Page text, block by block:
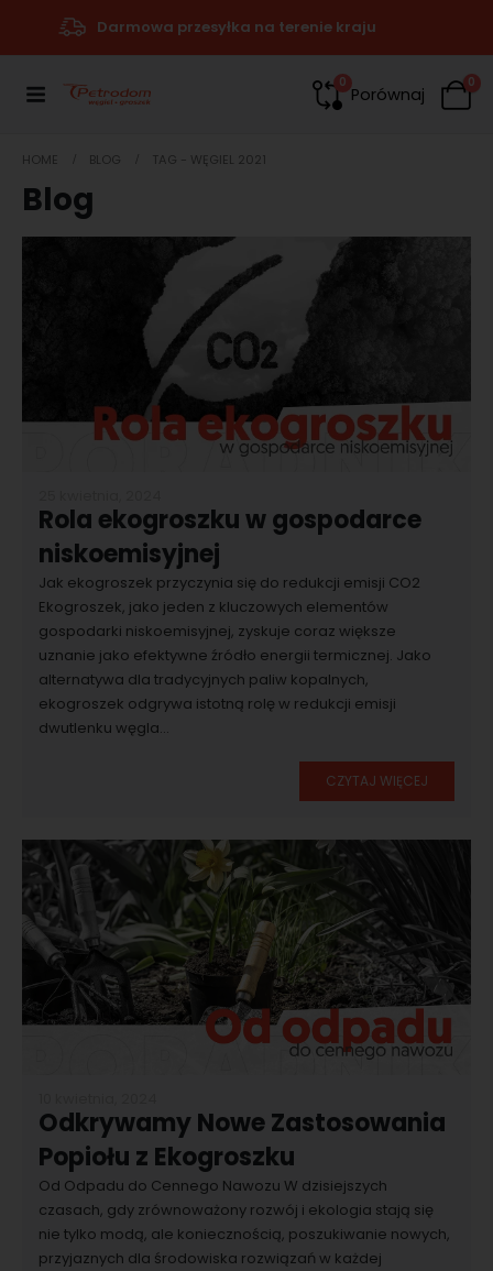
Darmowa przesyłka na terenie kraju
0
Porównaj
0
HOME BLOG TAG - WĘGIEL 2021
Blog
Rola ekogroszku w gospodarce
niskoemisyjnej
Jak ekogroszek przyczynia się do redukcji emisji CO2
Ekogroszek, jako jeden z kluczowych elementów
gospodarki niskoemisyjnej, zyskuje coraz większe
uznanie jako efektywne źródło energii termicznej. Jako
alternatywa dla tradycyjnych paliw kopalnych,
ekogroszek odgrywa istotną rolę w redukcji emisji
dwutlenku węgla...
CZYTAJ WIĘCEJ
Odkrywamy Nowe Zastosowania
Popiołu z Ekogroszku
Od Odpadu do Cennego Nawozu W dzisiejszych
czasach, gdy zrównoważony rozwój i ekologia stają się
nie tylko modą, ale koniecznością, poszukiwanie nowych,
przyjaznych dla środowiska rozwiązań w każdej